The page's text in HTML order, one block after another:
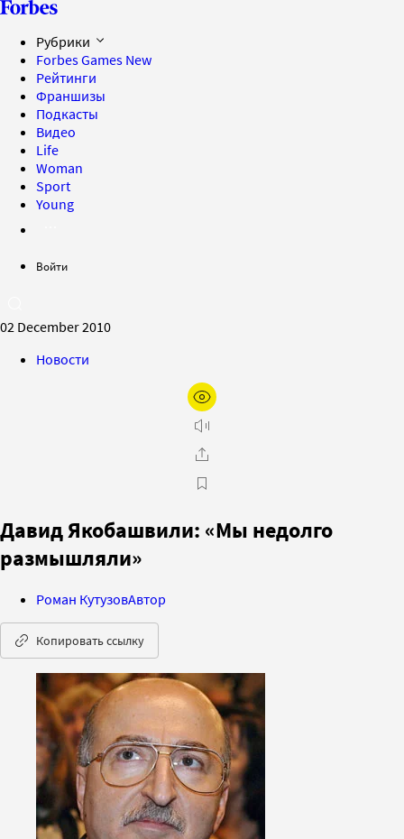
Рубрики
Forbes Games New
Рейтинги
Франшизы
Подкасты
Видео
Life
Woman
Sport
Young
Войти
02 December 2010
Новости
Давид Якобашвили: «Мы недолго
размышляли»
Роман КутузовАвтор
Копировать ссылку